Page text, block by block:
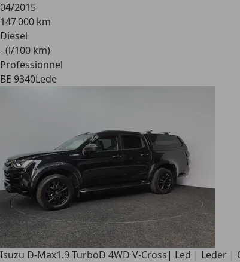
04/2015
147 000 km
Diesel
- (l/100 km)
Professionnel
BE 9340Lede
Isuzu D-Max1.9 TurboD 4WD V-Cross| Led | Leder